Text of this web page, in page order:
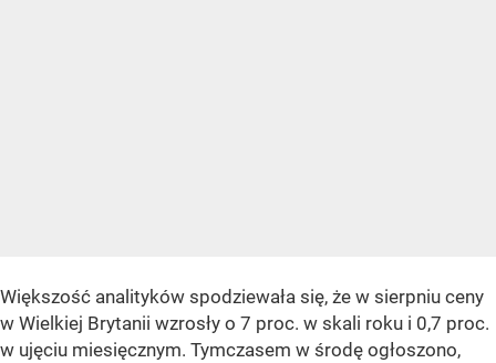
Większość analityków spodziewała się, że w sierpniu ceny
w Wielkiej Brytanii wzrosły o 7 proc. w skali roku i 0,7 proc.
w ujęciu miesięcznym. Tymczasem w środę ogłoszono,